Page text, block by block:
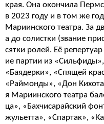
края. Она окончила
в 2023 году и в том же
Мариинского театра. За
а до солистки (звание
сятки ролей. Её
ие партии из
«Баядерки», «Спящей
«Раймонды», «Дон
я Мариинского театра
ца», «Бахчисарайский
жульетта», «Спартак»,